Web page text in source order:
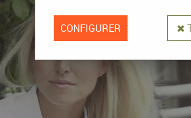
CONFIGURER